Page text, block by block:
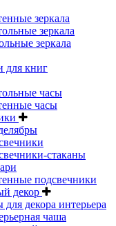
зеркала
зеркала
зеркала
для книг
часы
часы
стаканы
подсвечники
декор
для декора интерьера
чаша